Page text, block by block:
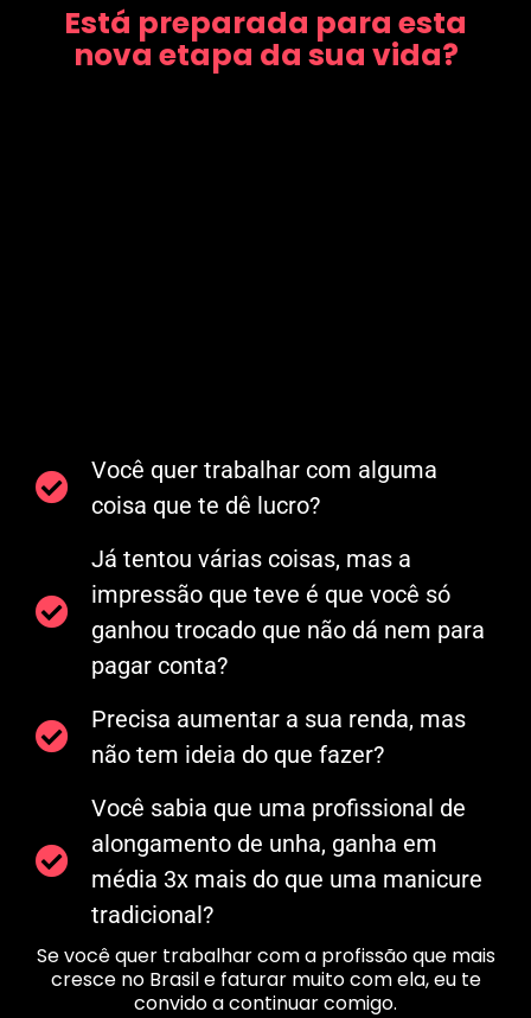
Está preparada para esta
nova etapa da sua vida?
Você quer trabalhar com alguma
coisa que te dê lucro?
Já tentou várias coisas, mas a
impressão que teve é que você só
ganhou trocado que não dá nem para
pagar conta?
Precisa aumentar a sua renda, mas
não tem ideia do que fazer?
Você sabia que uma profissional de
alongamento de unha, ganha em
média 3x mais do que uma manicure
tradicional?
Se você quer trabalhar com a profissão que mais
cresce no Brasil e faturar muito com ela, eu te
convido a continuar comigo.